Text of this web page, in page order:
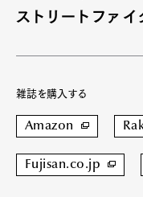
ストリートファ
雑誌を購入する
Amazon
Fujisan.co.jp